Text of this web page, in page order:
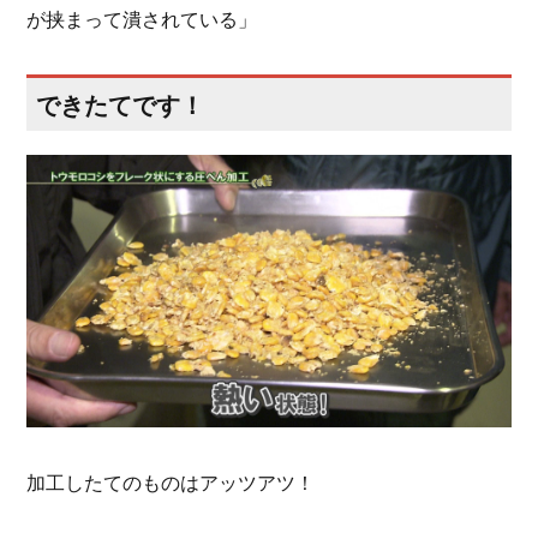
が挟まって潰されている」
できたてです！
加工したてのものはアッツアツ！